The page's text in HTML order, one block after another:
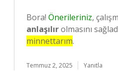
Bora! Önerileriniz,
anlaşılırolmasını
minnettarım.
Temmuz 2, 2025 Yanıtla